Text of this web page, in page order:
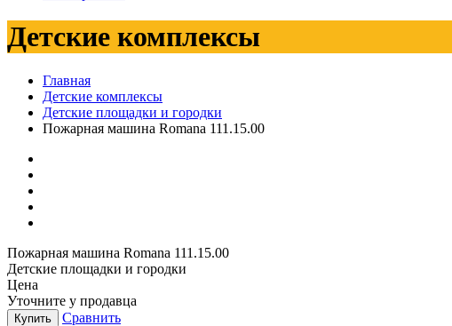
Детские комплексы
Главная
Детские комплексы
Детские площадки и городки
Пожарная машина Romana 111.15.00
Пожарная машина Romana 111.15.00
Детские площадки и городки
Цена
Уточните у продавца
Купить
Сравнить